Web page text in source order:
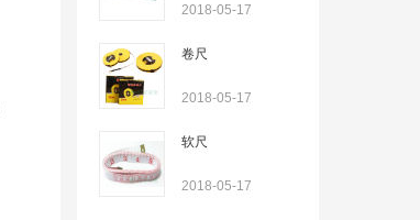
2018-05-17
卷尺
2018-05-17
软尺
2018-05-17